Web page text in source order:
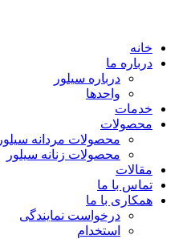
خانه
درباره ما
درباره سیلور
واحدها
خدمات
محصولات
محصولات مردانه سیلور
محصولات زنانه سیلور
مقالات
تماس با ما
همکاری با ما
درخواست نمایندگی
استخدام